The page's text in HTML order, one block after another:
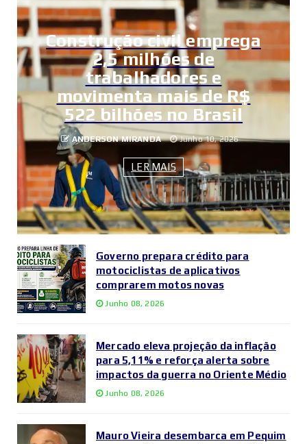
Construção civil emprega
2,5 milhões de
trabalhadores e
movimenta mais de R$
522 bilhões no Brasil
ANDERSON MIRANDA Junho 10, 2026
LER MAIS
Governo prepara crédito para
motociclistas de aplicativos
comprarem motos novas
Junho 08, 2026
Mercado eleva projeção da inflação
para 5,11% e reforça alerta sobre
impactos da guerra no Oriente Médio
Junho 08, 2026
Mauro Vieira desembarca em Pequim